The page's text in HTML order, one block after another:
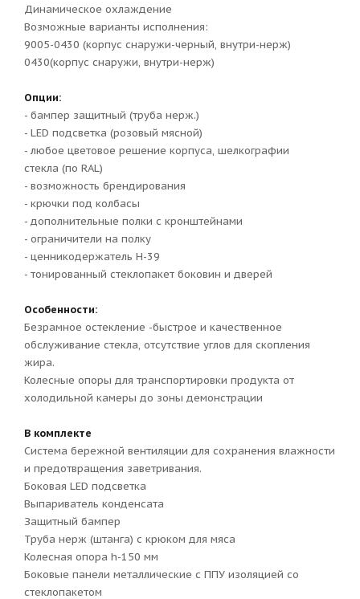
Динамическое охлаждение
Возможные варианты исполнения:
9005-0430 (корпус снаружи-черный, внутри-нерж)
0430(корпус снаружи, внутри-нерж)
Опции:
- бампер защитный (труба нерж.)
- LED подсветка (розовый мясной)
- любое цветовое решение корпуса, шелкографии
стекла (по RAL)
- возможность брендирования
- крючки под колбасы
- дополнительные полки с кронштейнами
- ограничители на полку
- ценникодержатель H-39
- тонированный стеклопакет боковин и дверей
Особенности:
Безрамное остекление -быстрое и качественное
обслуживание стекла, отсутствие углов для скопления
жира.
Колесные опоры для транспортировки продукта от
холодильной камеры до зоны демонстрации
В комплекте
Система бережной вентиляции для сохранения влажности
и предотвращения заветривания.
Боковая LED подсветка
Выпариватель конденсата
Защитный бампер
Труба нерж (штанга) с крюком для мяса
Колесная опора h-150 мм
Боковые панели металлические с ППУ изоляцией со
стеклопакетом